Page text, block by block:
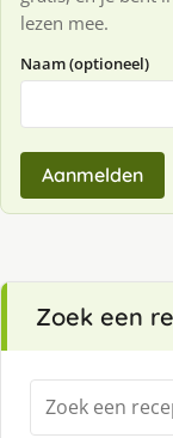
lezen mee.
Naam (optioneel)
Aanmelden
Zoek een
Zoeken
naar: